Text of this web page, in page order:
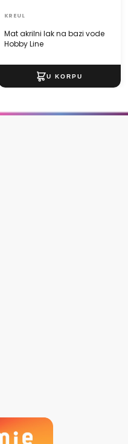
Mat akrilni lak na bazi vode
Hobby Line
KREUL